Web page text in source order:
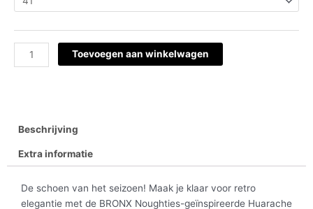
Toevoegen aan winkelwagen
Beschrijving
Extra informatie
De schoen van het seizoen! Maak je klaar voor retro
elegantie met de BRONX Noughties-geïnspireerde Huarache